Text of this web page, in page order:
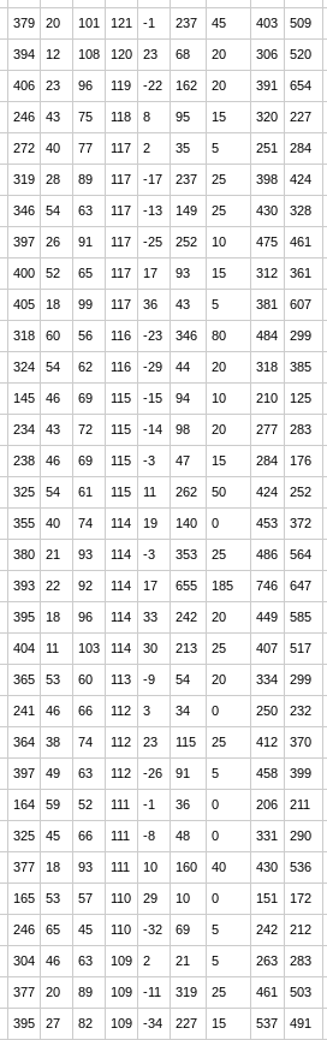
379 20 101 121 -1 237 45 403 509
394 12 108 120 23 68 20 306 520
406 23 96 119 -22 162 20 391 654
246 43 75 118 8 95 15 320 227
272 40 77 117 2 35 5 251 284
319 28 89 117 -17 237 25 398 424
346 54 63 117 -13 149 25 430 328
397 26 91 117 -25 252 10 475 461
400 52 65 117 17 93 15 312 361
405 18 99 117 36 43 5 381 607
318 60 56 116 -23 346 80 484 299
324 54 62 116 -29 44 20 318 385
145 46 69 115 -15 94 10 210 125
234 43 72 115 -14 98 20 277 283
238 46 69 115 -3 47 15 284 176
325 54 61 115 11 262 50 424 252
355 40 74 114 19 140 0 453 372
380 21 93 114 -3 353 25 486 564
393 22 92 114 17 655 185 746 647
395 18 96 114 33 242 20 449 585
404 11 103 114 30 213 25 407 517
365 53 60 113 -9 54 20 334 299
241 46 66 112 3 34 0 250 232
364 38 74 112 23 115 25 412 370
397 49 63 112 -26 91 5 458 399
164 59 52 111 -1 36 0 206 211
325 45 66 111 -8 48 0 331 290
377 18 93 111 10 160 40 430 536
165 53 57 110 29 10 0 151 172
246 65 45 110 -32 69 5 242 212
304 46 63 109 2 21 5 263 283
377 20 89 109 -11 319 25 461 503
395 27 82 109 -34 227 15 537 491